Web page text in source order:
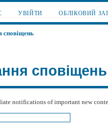
УВІЙТИ ОБЛІКОВИЙ
сповіщень
сповіщень
notifications of important new